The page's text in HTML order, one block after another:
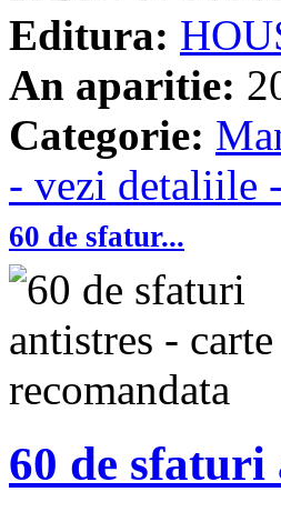
Editura:
An aparitie:
Categorie:
- vezi detaliile -
60 de sfatur...
60 de sfaturi